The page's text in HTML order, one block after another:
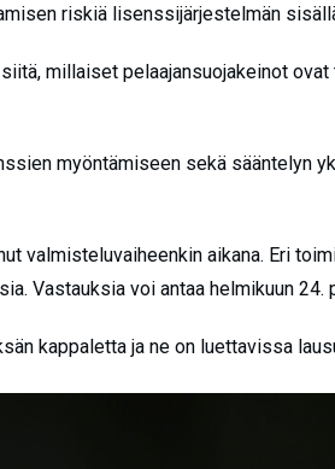
riskiä lisenssijärjestelmän
millaiset pelaajansuojakeinot
myöntämiseen sekä sääntelyn
valmisteluvaiheenkin aikana. Eri
Vastauksia voi antaa helmikuun 24.
kappaletta ja ne on luettavissa